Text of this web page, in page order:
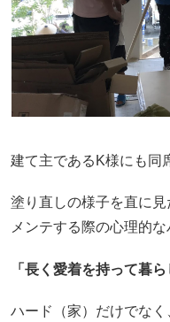
建て主であるK様にも同
塗り直しの様子を直に
メンテする際の心理的
「長く愛着を持って暮
ハード（家）だけでな